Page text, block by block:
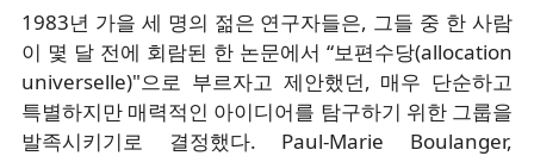
1983년 가을 세 명의 젊은 연구자들은, 그들 중 한 사람
이 몇 달 전에 회람된 한 논문에서 “보편수당(allocation
universelle)"으로 부르자고 제안했던, 매우 단순하고
특별하지만 매력적인 아이디어를 탐구하기 위한 그룹을
발족시키기로 결정했다. Paul-Marie Boulanger,